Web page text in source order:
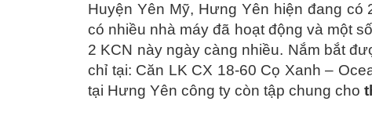
Huyện Yên Mỹ, Hưng Yên hiện đang có
có nhiều nhà máy đã hoạt động và một
2 KCN này ngày càng nhiều. Nắm bắt
chỉ tại: Căn LK CX 18-60 Cọ Xanh –
tại Hưng Yên công ty còn tập chung cho